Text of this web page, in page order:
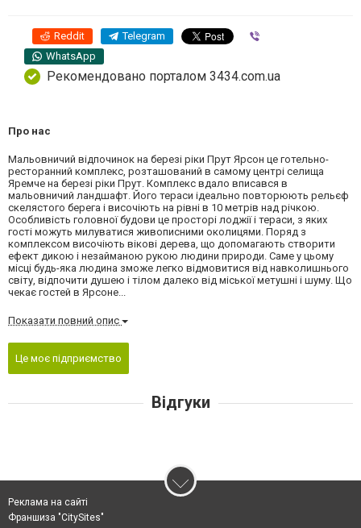
Reddit Telegram
WhatsApp
Рекомендовано порталом 3434.com.ua
Про нас
Мальовничий відпочинок на березі ріки Прут Ярсон це готельно-
ресторанний комплекс, розташований в самому центрі селища
Яремче на березі ріки Прут. Комплекс вдало вписався в
мальовничий ландшафт. Його тераси ідеально повторюють рельєф
скелястого берега і височіють на рівні в 10 метрів над річкою.
Особливість головної будови це просторі лоджії і тераси, з яких
гості можуть милуватися живописними околицями. Поряд з
комплексом височіють вікові дерева, що допомагають створити
ефект дикою і незайманою рукою людини природи. Саме у цьому
місці будь-яка людина зможе легко відмовитися від навколишнього
світу, відпочити душею і тілом далеко від міської метушні і шуму. Що
чекає гостей в Ярсоне...
Показати повний опис
Це моє підприємство
Відгуки
Реклама на сайті
Франшиза "CitySites"